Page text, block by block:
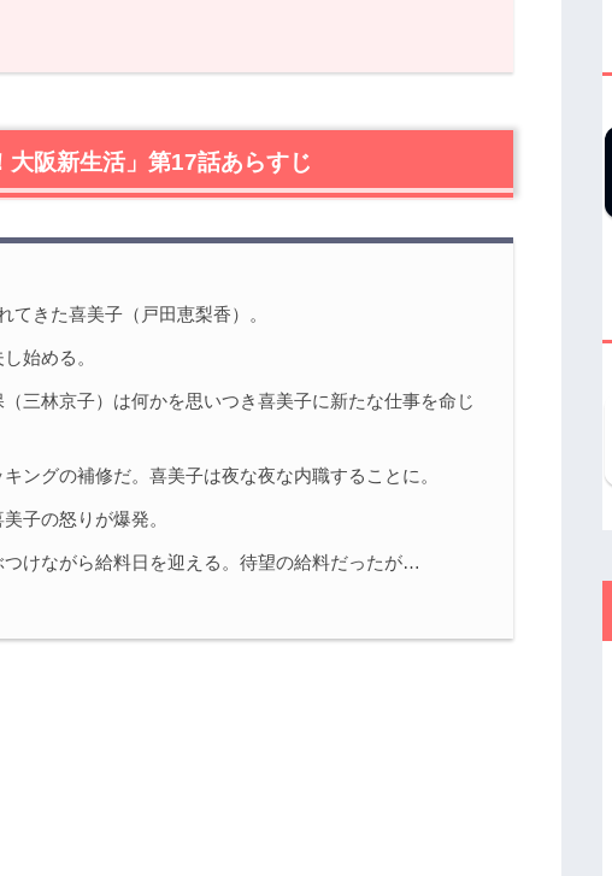
新生活」第17話あらすじ
のネタバレ！
まさか自分を苦しめることに…。
のぶ子（三林京子）への怒り
まとめ
一覧
事一覧
大阪新生活」第17話あらすじ
てきた喜美子（戸田恵梨香）。
始める。
三林京子）は何かを思いつき喜美子に新たな仕事を命じ
ングの補修だ。喜美子は夜な夜な内職することに。
子の怒りが爆発。
けながら給料日を迎える。待望の給料だったが…